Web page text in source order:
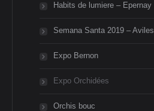
Habits de lumiere – Epernay
Semana Santa 2019 – Aviles
Expo Bernon
Expo Orchidées
Orchis bouc